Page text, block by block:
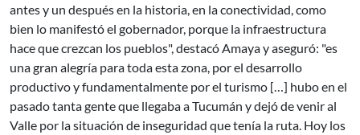
antes y un después en la historia, en la conectividad, como
bien lo manifestó el gobernador, porque la infraestructura
hace que crezcan los pueblos", destacó Amaya y aseguró: "es
una gran alegría para toda esta zona, por el desarrollo
productivo y fundamentalmente por el turismo […] hubo en el
pasado tanta gente que llegaba a Tucumán y dejó de venir al
Valle por la situación de inseguridad que tenía la ruta. Hoy los